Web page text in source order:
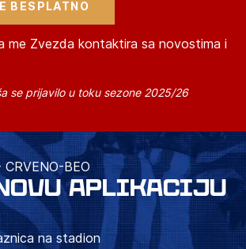
me Zvezda kontaktira sa novostima i
se prijavilo u toku sezone 2025/26
CRVENO-BEO
APLIKACIJU
na stadion